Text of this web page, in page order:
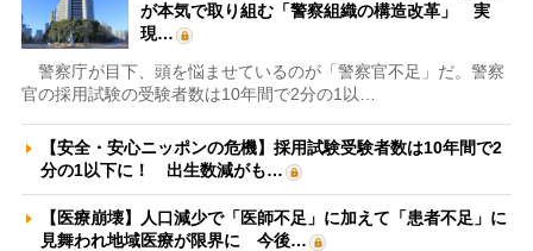
が本気で取り組む「警察組織の構造改革」 実
現…
警察庁が目下、頭を悩ませているのが「警察官不足」だ。警察
官の採用試験の受験者数は10年間で2分の1以…
【安全・安心ニッポンの危機】採用試験受験者数は10年間で2
分の1以下に！ 出生数減がも…
【医療崩壊】人口減少で「医師不足」に加えて「患者不足」に
見舞われ地域医療が限界に 今後…